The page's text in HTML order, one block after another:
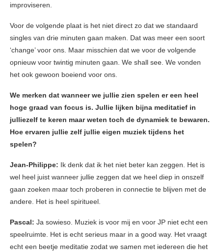
improviseren.
Voor de volgende plaat is het niet direct zo dat we standaard
singles van drie minuten gaan maken. Dat was meer een soort
‘change’ voor ons. Maar misschien dat we voor de volgende
opnieuw voor twintig minuten gaan. We shall see. We vonden
het ook gewoon boeiend voor ons.
We merken dat wanneer we jullie zien spelen er een heel
hoge graad van focus is. Jullie lijken bijna meditatief in
julliezelf te keren maar weten toch de dynamiek te bewaren.
Hoe ervaren jullie zelf jullie eigen muziek tijdens het
spelen?
Jean-Philippe: Ik denk dat ik het niet beter kan zeggen. Het is
wel heel juist wanneer jullie zeggen dat we heel diep in onszelf
gaan zoeken maar toch proberen in connectie te blijven met de
andere. Het is heel spiritueel.
Pascal: Ja sowieso. Muziek is voor mij en voor JP niet echt een
speelruimte. Het is echt serieus maar in a good way. Het vraagt
echt een beetje meditatie zodat we samen met iedereen die het